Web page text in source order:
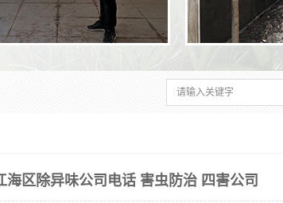
海区除异味公司电话 害虫防治 四害公司